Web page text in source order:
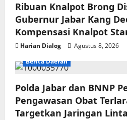
Ribuan Knalpot Brong
Gubernur Jabar Kang
Kompensasi Knalpot
Harian Dialog
Agustus 8, 2026
Berita Daerah
Polda Jabar dan BNNP
Pengawasan Obat
Targetkan Jaringan